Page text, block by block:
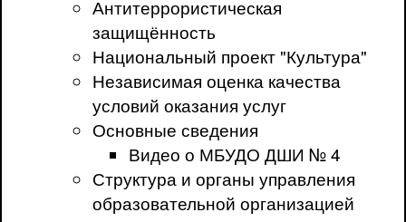
Антитеррористическая
защищённость
Национальный проект "Культура"
Независимая оценка качества
условий оказания услуг
Основные сведения
Видео о МБУДО ДШИ № 4
Структура и органы управления
образовательной организацией